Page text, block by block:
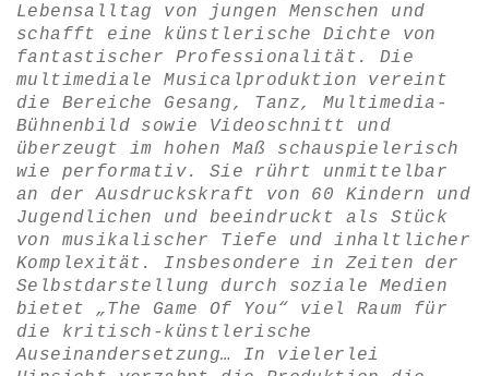
Lebensalltag von jungen Menschen und
schafft eine künstlerische Dichte von
fantastischer Professionalität. Die
multimediale Musicalproduktion vereint
die Bereiche Gesang, Tanz, Multimedia-
Bühnenbild sowie Videoschnitt und
überzeugt im hohen Maß schauspielerisch
wie performativ. Sie rührt unmittelbar
an der Ausdruckskraft von 60 Kindern und
Jugendlichen und beeindruckt als Stück
von musikalischer Tiefe und inhaltlicher
Komplexität. Insbesondere in Zeiten der
Selbstdarstellung durch soziale Medien
bietet „The Game Of You“ viel Raum für
die kritisch-künstlerische
Auseinandersetzung…
In vielerlei